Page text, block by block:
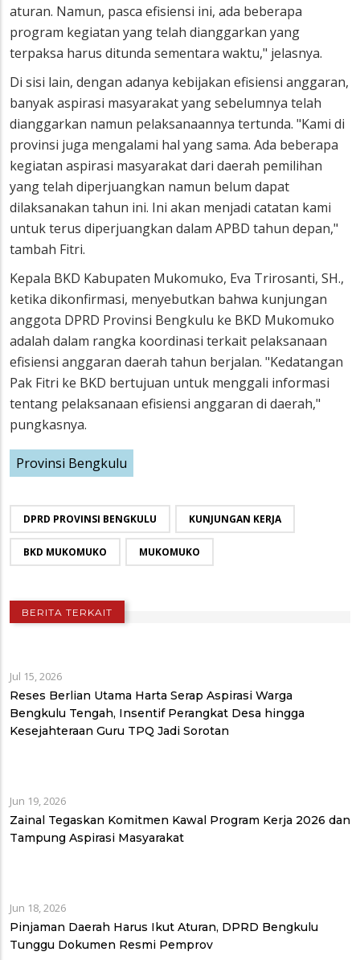
aturan. Namun, pasca efisiensi ini, ada beberapa
program kegiatan yang telah dianggarkan yang
terpaksa harus ditunda sementara waktu," jelasnya.
Di sisi lain, dengan adanya kebijakan efisiensi anggaran,
banyak aspirasi masyarakat yang sebelumnya telah
dianggarkan namun pelaksanaannya tertunda. "Kami di
provinsi juga mengalami hal yang sama. Ada beberapa
kegiatan aspirasi masyarakat dari daerah pemilihan
yang telah diperjuangkan namun belum dapat
dilaksanakan tahun ini. Ini akan menjadi catatan kami
untuk terus diperjuangkan dalam APBD tahun depan,"
tambah Fitri.
Kepala BKD Kabupaten Mukomuko, Eva Trirosanti, SH.,
ketika dikonfirmasi, menyebutkan bahwa kunjungan
anggota DPRD Provinsi Bengkulu ke BKD Mukomuko
adalah dalam rangka koordinasi terkait pelaksanaan
efisiensi anggaran daerah tahun berjalan. "Kedatangan
Pak Fitri ke BKD bertujuan untuk menggali informasi
tentang pelaksanaan efisiensi anggaran di daerah,"
pungkasnya.
Provinsi Bengkulu
DPRD PROVINSI BENGKULU KUNJUNGAN KERJA
BKD MUKOMUKO MUKOMUKO
BERITA TERKAIT
Jul 15, 2026
Reses Berlian Utama Harta Serap Aspirasi Warga
Bengkulu Tengah, Insentif Perangkat Desa hingga
Kesejahteraan Guru TPQ Jadi Sorotan
Jun 19, 2026
Zainal Tegaskan Komitmen Kawal Program Kerja 2026 dan
Tampung Aspirasi Masyarakat
Jun 18, 2026
Pinjaman Daerah Harus Ikut Aturan, DPRD Bengkulu
Tunggu Dokumen Resmi Pemprov